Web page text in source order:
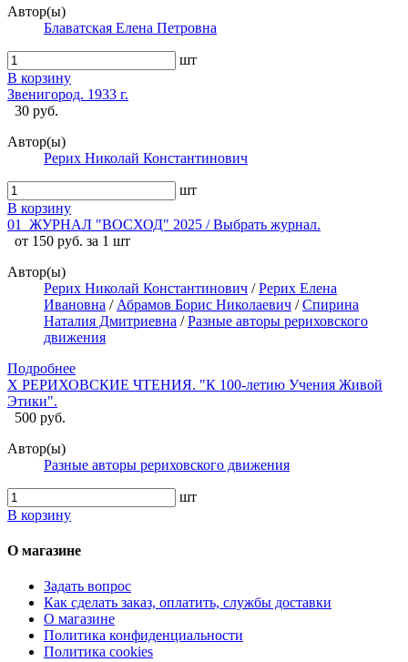
Автор(ы)
Блаватская Елена Петровна
шт
В корзину
Звенигород. 1933 г.
30 руб.
Автор(ы)
Рерих Николай Константинович
шт
В корзину
01_ЖУРНАЛ "ВОСХОД" 2025 / Выбрать журнал.
от 150 руб. за 1 шт
Автор(ы)
Рерих Николай Константинович /Рерих Елена
Ивановна / Абрамов Борис Николаевич /Спирина
Наталия Дмитриевна /Разные авторы рериховского
движения
Подробнее
X РЕРИХОВСКИЕ ЧТЕНИЯ. "К 100-летию Учения Живой
Этики".
500 руб.
Автор(ы)
Разные авторы рериховского движения
шт
В корзину
О магазине
Задать вопрос
Как сделать заказ, оплатить, службы доставки
О магазине
Политика конфиденциальности
Политика cookies